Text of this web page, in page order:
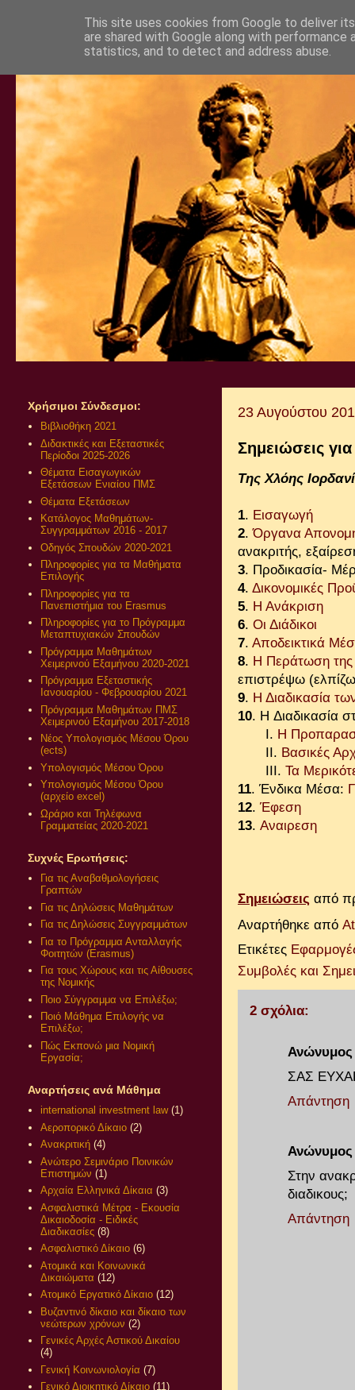
23 Αυγούστου
Σημειώσεις
Της Χλόης
1. Εισαγωγή
2.Όργανα
ανακριτής,
3. Προδικασία-
4. Δικονομικές
5. Η Ανάκριση
6. Οι Διάδικοι
7. Αποδεικτικά
8. Η Περάτωση της
επιστρέψω
9. Η Διαδικασία
10. H Διαδικασία
Ι. Η
ΙΙ. Βασικές
ΙΙΙ. Τα
11. Ένδικα Μέσα:
12. Έφεση
13. Αναιρεση
Σημειώσεις από
Αναρτήθηκε από
Ετικέτες
Συμβολές και
2 σχόλια:
Ανώνυμος
ΣΑΣ
Απάντηση
Ανώνυμος
Στην
διαδικους;
Απάντηση
Χρήσιμοι Σύνδεσμοι:
Βιβλιοθήκη 2021
Διδακτικές και Εξεταστικές
Περίοδοι 2025-2026
Θέματα Εισαγωγικών
Εξετάσεων Ενιαίου ΠΜΣ
Θέματα Εξετάσεων
Κατάλογος Μαθημάτων-
Συγγραμμάτων 2016 - 2017
Οδηγός Σπουδών 2020-2021
Πληροφορίες για τα Μαθήματα
Επιλογής
Πληροφορίες για τα
Πανεπιστήμια του Erasmus
Πληροφορίες για το Πρόγραμμα
Μεταπτυχιακών Σπουδών
Πρόγραμμα Μαθημάτων
Χειμερινού Εξαμήνου 2020-2021
Πρόγραμμα Εξεταστικής
Ιανουαρίου - Φεβρουαρίου 2021
Πρόγραμμα Μαθημάτων ΠΜΣ
Χειμερινού Εξαμήνου 2017-2018
Νέος Υπολογισμός Μέσου Όρου
(ects)
Υπολογισμός Μέσου Όρου
Υπολογισμός Μέσου Όρου
(αρχείο excel)
Ωράριο και Τηλέφωνα
Γραμματείας 2020-2021
Συχνές Ερωτήσεις:
Για τις Αναβαθμολογήσεις
Γραπτών
Για τις Δηλώσεις Μαθημάτων
Για τις Δηλώσεις Συγγραμμάτων
Για το Πρόγραμμα Ανταλλαγής
Φοιτητών (Erasmus)
Για τους Χώρους και τις Αίθουσες
της Νομικής
Ποιο Σύγγραμμα να Επιλέξω;
Ποιό Μάθημα Επιλογής να
Επιλέξω;
Πώς Εκπονώ μια Νομική
Εργασία;
Αναρτήσεις ανά Μάθημα
international investment law (1)
Αεροπορικό Δίκαιο (2)
Ανακριτική (4)
Ανώτερο Σεμινάριο Ποινικών
Επιστημών (1)
Αρχαία Ελληνικά Δίκαια (3)
Ασφαλιστικά Μέτρα - Εκουσία
Δικαιοδοσία - Ειδικές
Διαδικασίες (8)
Ασφαλιστικό Δίκαιο (6)
Ατομικά και Κοινωνικά
Δικαιώματα (12)
Ατομικό Εργατικό Δίκαιο (12)
Βυζαντινό δίκαιο και δίκαιο των
νεώτερων χρόνων (2)
Γενικές Αρχές Αστικού Δικαίου
(4)
Γενική Κοινωνιολογία (7)
Γενικό Διοικητικό Δίκαιο (11)
This site uses cookies from Google to deliver
are shared with Google along with
statistics, and to detect and address abuse.